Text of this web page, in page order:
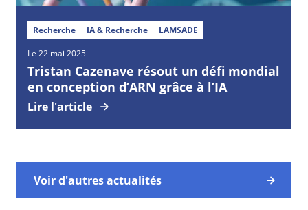
Recherche IA & Recherche LAMSADE
Le 22 mai 2025
Tristan Cazenave résout un défi mondial
en conception d’ARN grâce à l’IA
Lire l'article
Voir d'autres actualités